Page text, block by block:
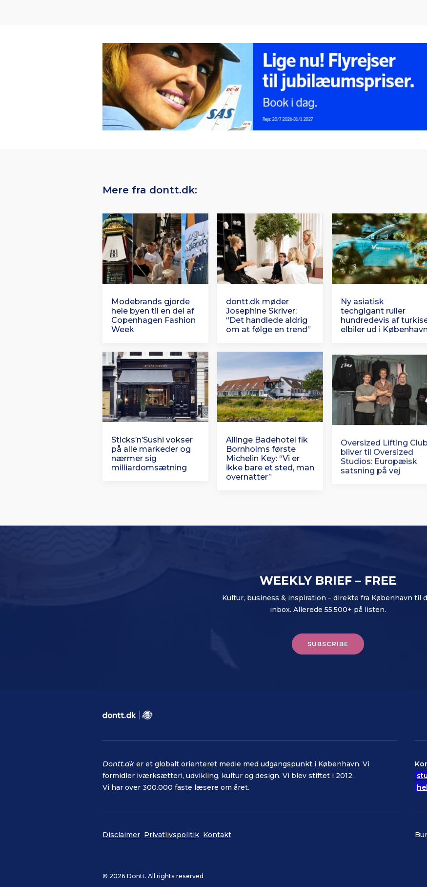
Mere fra dontt.dk:
Modebrands gjorde
hele byen til en del af
Copenhagen Fashion
Week
dontt.dk møder
Josephine Skriver:
“Det handlede aldrig
om at følge en trend”
Ny asiatisk
techgigant ruller
hundredevis af
elbiler ud i København
Sticks’n’Sushi vokser
på alle markeder og
nærmer sig
milliardomsætning
Allinge Badehotel fik
Bornholms første
Michelin Key: “Vi er
ikke bare et sted, man
overnatter”
Oversized Lifting Club
bliver til Oversized
Studios: Europæisk
satsning på vej
WEEKLY BRIEF – FREE
Kultur, business & inspiration – direkte fra København til
inbox. Allerede 55.500+ på listen.
SUBSCRIBE
Dontt.dk er et globalt orienteret medie med udgangspunkt i København. Vi
formidler iværksætteri, udvikling, kultur og design. Vi blev stiftet i 2012.
Vi har over 300.000 faste læsere om året.
Disclaimer Privatlivspolitik Kontakt
© 2026 Dontt. All rights reserved